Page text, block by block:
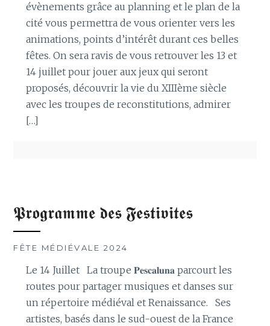
évènements grâce au planning et le plan de la
cité vous permettra de vous orienter vers les
animations, points d’intérêt durant ces belles
fêtes. On sera ravis de vous retrouver les 13 et
14 juillet pour jouer aux jeux qui seront
proposés, découvrir la vie du XIIIème siècle
avec les troupes de reconstitutions, admirer
[…]
𝕻𝖗𝖔𝖌𝖗𝖆𝖒𝖒𝖊 𝖉𝖊𝖘 𝕱𝖊𝖘𝖙𝖎𝖛𝖎𝖙𝖊𝖘
FÊTE MÉDIÉVALE 2024
Le 14 Juillet La troupe 𝐏𝐞𝐬𝐜𝐚𝐥𝐮𝐧𝐚 parcourt les
routes pour partager musiques et danses sur
un répertoire médiéval et Renaissance. Ses
artistes, basés dans le sud-ouest de la France